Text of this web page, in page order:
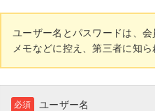
ユーザー名とパスワードは、
メモなどに控え、第三者に知
ユーザー名
必須